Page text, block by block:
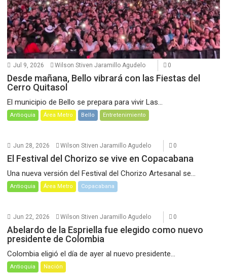
Jul 9, 2026 Wilson Stiven Jaramillo Agudelo 0
Desde mañana, Bello vibrará con las Fiestas del
Cerro Quitasol
El municipio de Bello se prepara para vivir Las...
Antioquia Área Metro Bello Entretenimiento
Jun 28, 2026 Wilson Stiven Jaramillo Agudelo 0
El Festival del Chorizo se vive en Copacabana
Una nueva versión del Festival del Chorizo Artesanal se...
Antioquia Área Metro Copacabana
Jun 22, 2026 Wilson Stiven Jaramillo Agudelo 0
Abelardo de la Espriella fue elegido como nuevo
presidente de Colombia
Colombia eligió el día de ayer al nuevo presidente...
Antioquia Nación